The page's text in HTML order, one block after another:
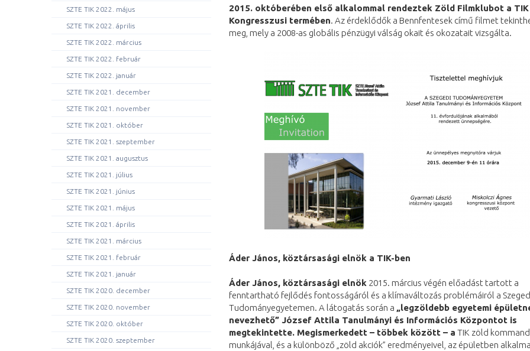
SZTE TIK 2022. május
SZTE TIK 2022. április
SZTE TIK 2022. március
SZTE TIK 2022. február
SZTE TIK 2022. január
SZTE TIK 2021. december
SZTE TIK 2021. november
SZTE TIK 2021. október
SZTE TIK 2021. szeptember
SZTE TIK 2021. augusztus
SZTE TIK 2021. július
SZTE TIK 2021. június
SZTE TIK 2021. május
SZTE TIK 2021. április
SZTE TIK 2021. március
SZTE TIK 2021. február
SZTE TIK 2021. január
SZTE TIK 2020. december
SZTE TIK 2020. november
SZTE TIK 2020. október
SZTE TIK 2020. szeptember
2015. októberében első alkalommal rendeztek Zöld Filmklubot a TIK
Kongresszusi termében. Az érdeklődők a Bennfentesek című filmet
meg, mely a 2008-as globális pénzügyi válság okait és okozatait vizsgálta.
Áder János, köztársasági elnök a TIK-ben
Áder János, köztársasági elnök 2015. március végén előadást tartott a
fenntartható fejlődés fontosságáról és a klímaváltozás problémáiról a
Tudományegyetemen. A látogatás során a „legzöldebb egyetemi
nevezhető” József Attila Tanulmányi és Információs Központot is
megtekintette. Megismerkedett – többek között – a TIK zöld
munkájával, és a különböző „zöld akciók” eredményeivel, az épületben